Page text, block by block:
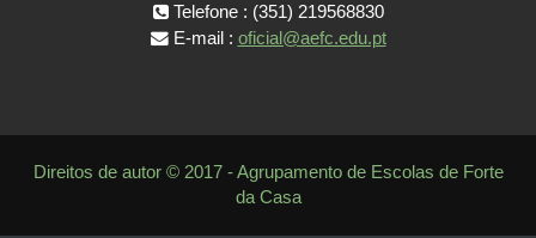
Telefone : (351) 219568830
E-mail : oficial@aefc.edu.pt
Direitos de autor © 2017 - Agrupamento de Escolas de Forte
da Casa